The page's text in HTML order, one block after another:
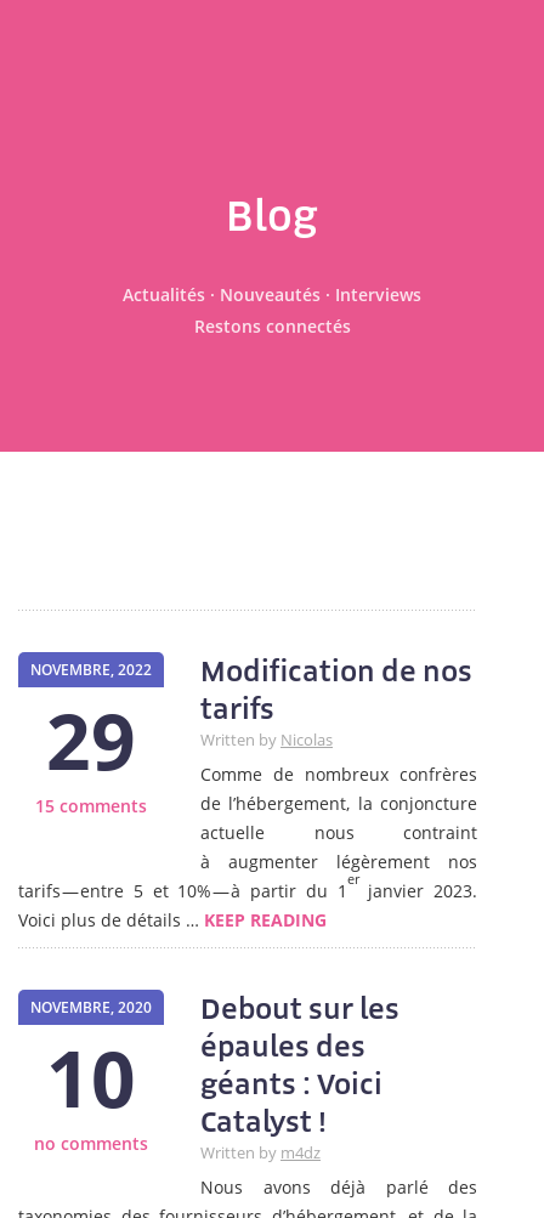
Blog
Actualités · Nouveautés · Interviews
Restons connectés
NOVEMBRE, 2022
29
15 comments
Modification de nos
tarifs
Written by Nicolas
Comme de nombreux confrères
de l’hébergement, la conjoncture
actuelle nous contraint
à augmenter légèrement nos
tarifs — entre 5 et 10% — à partir du 1
er
janvier 2023.
Voici plus de détails … KEEP READING
NOVEMBRE, 2020
10
no comments
Debout sur les
épaules des
géants : Voici
Catalyst !
Written by m4dz
Nous avons déjà parlé des